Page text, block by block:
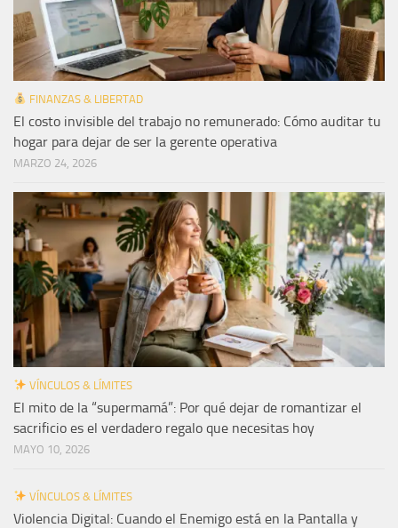
FINANZAS & LIBERTAD
El costo invisible del trabajo no remunerado: Cómo auditar tu
hogar para dejar de ser la gerente operativa
MARZO 24, 2026
VÍNCULOS & LÍMITES
El mito de la “supermamá”: Por qué dejar de romantizar el
sacrificio es el verdadero regalo que necesitas hoy
MAYO 10, 2026
VÍNCULOS & LÍMITES
Violencia Digital: Cuando el Enemigo está en la Pantalla y